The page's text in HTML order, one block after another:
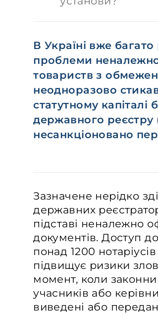
В Україні вже багато
проблеми
товариств з
неодноразово
статутному капіталі
державного
несанкціоновано
Зазначене нерідко
державних
підставі неналежно
документів. Доступ
понад 1200
підвищує ризики
момент, коли
учасників або
виведені або